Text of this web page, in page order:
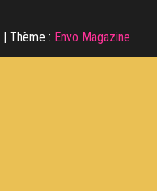
| Thème : Envo Magazine